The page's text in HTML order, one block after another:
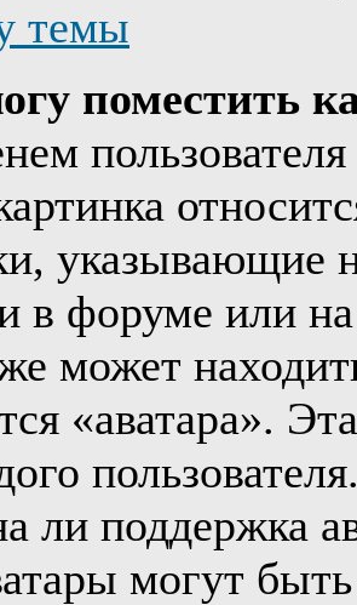
темы
поместить
указывающие
в форуме или
может
«аватара».
ли поддержка
могут